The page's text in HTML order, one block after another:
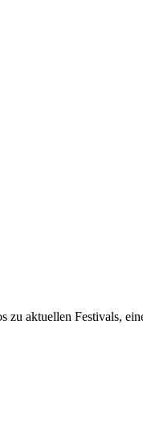
aktuellen Festivals,